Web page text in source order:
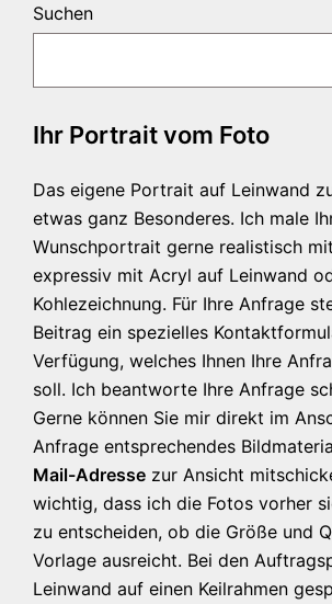
Suchen
Ihr Portrait vom Foto
Das eigene Portrait auf Leinwand
etwas ganz Besonderes. Ich male
Wunschportrait gerne realistisch
expressiv mit Acryl auf Leinwand
Kohlezeichnung. Für Ihre Anfrage
Beitrag ein spezielles
Verfügung, welches Ihnen Ihre
soll. Ich beantworte Ihre Anfrage
Gerne können Sie mir direkt im
Anfrage entsprechendes
Mail-Adresse zur Ansicht
wichtig, dass ich die Fotos vorher
zu entscheiden, ob die Größe und
Vorlage ausreicht. Bei den
Leinwand auf einen Keilrahmen